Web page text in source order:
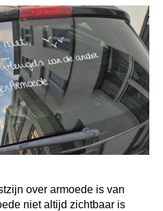
over armoede is van
niet altijd zichtbaar is